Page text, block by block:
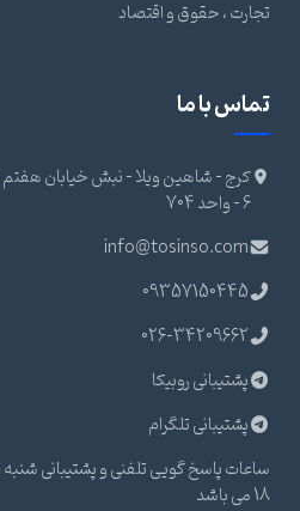
تجارت ، حقوق و اقتصاد
تماس با ما
کرج - شاهین ویلا - نبش خیابان
6 - واحد 704
info@tosinso.com
09357150445
026-34209662
پشتیبانی روبیکا
پشتیبانی تلگرام
18 می باشد